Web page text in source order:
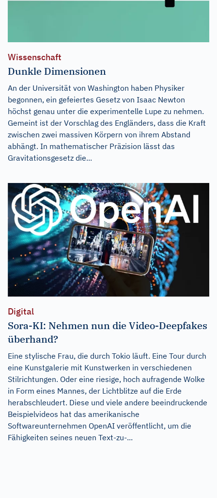
Wissenschaft
Dunkle Dimensionen
An der Universität von Washington haben Physiker
begonnen, ein gefeiertes Gesetz von Isaac Newton
höchst genau unter die experimentelle Lupe zu nehmen.
Gemeint ist der Vorschlag des Engländers, dass die Kraft
zwischen zwei massiven Körpern von ihrem Abstand
abhängt. In mathematischer Präzision lässt das
Gravitationsgesetz die...
Digital
Sora-KI: Nehmen nun die Video-Deepfakes
überhand?
Eine stylische Frau, die durch Tokio läuft. Eine Tour durch
eine Kunstgalerie mit Kunstwerken in verschiedenen
Stilrichtungen. Oder eine riesige, hoch aufragende Wolke
in Form eines Mannes, der Lichtblitze auf die Erde
herabschleudert. Diese und viele andere beeindruckende
Beispielvideos hat das amerikanische
Softwareunternehmen OpenAI veröffentlicht, um die
Fähigkeiten seines neuen Text-zu-...